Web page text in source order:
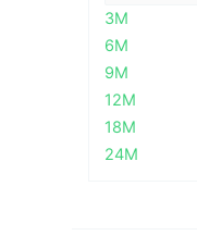
3M
6M
9M
12M
18M
24M